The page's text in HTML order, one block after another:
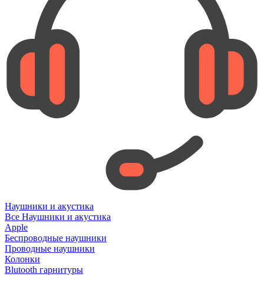
Наушники и акустика
Все Наушники и акустика
Apple
Беспроводные наушники
Проводные наушники
Колонки
Blutooth гарнитуры